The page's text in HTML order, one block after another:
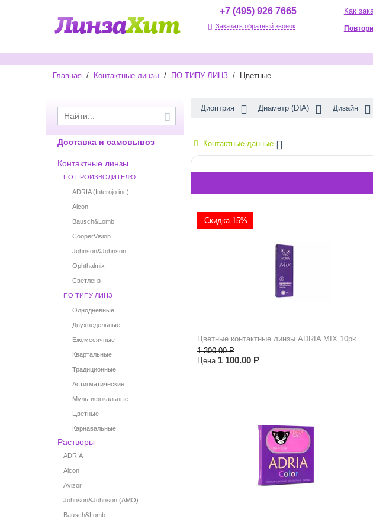
+7 (495) 926 7665
Заказать обратный звонок
Как
Главная / Контактные линзы / ПО ТИПУ ЛИНЗ / Цветные
Доставка и самовывоз
Контактные линзы
ПО ПРОИЗВОДИТЕЛЮ
ADRIA (Interojo inc)
Alcon
Bausch&Lomb
CooperVision
Johnson&Johnson
Ophthalmix
Светленз
ПО ТИПУ ЛИНЗ
Однодневные
Двухнедельные
Ежемесячные
Квартальные
Традиционные
Астигматические
Мультифокальные
Цветные
Карнавальные
Растворы
ADRIA
Alcon
Avizor
Johnson&Johnson (AMO)
Bausch&Lomb
Диоптрия Диаметр (DIA) Дизайн
Контактные данные
Скидка 15%
Цветные контактные линзы ADRIA MIX 10pk
1 300.00 Р
Цена 1 100.00 Р